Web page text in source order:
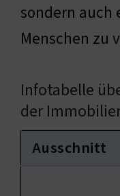
sondern auch
Menschen zu
Infotabelle
der
Ausschnitt